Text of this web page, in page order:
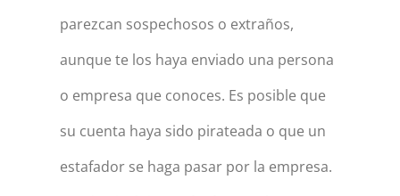
parezcan sospechosos o extraños,
aunque te los haya enviado una persona
o empresa que conoces. Es posible que
su cuenta haya sido pirateada o que un
estafador se haga pasar por la empresa.